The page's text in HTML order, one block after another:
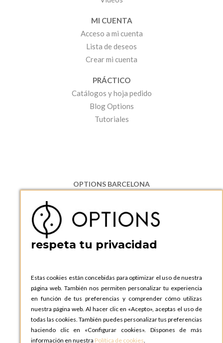
MI CUENTA
Acceso a mi cuenta
Lista de deseos
Crear mi cuenta
PRÁCTICO
Catálogos y hoja pedido
Blog Options
Tutoriales
OPTIONS BARCELONA
08130 Santa Perpetua de Moguda, Barcelona
ESPAñA
Teléfono:
+34 935 724 041
OPTIONS BARCELONA SHOWROOM
ESPAñA
Teléfono:+34 935 724 041
OPTIONS MADRID
C. Lucio Emilio Cándido, 6,
28803 Alcalá de Henares, Madrid
respeta tu privacidad
Estas cookies están concebidas para optimizar el uso de nuestra
página web. También nos permiten personalizar tu experiencia
en función de tus preferencias y comprender cómo utilizas
nuestra página web. Al hacer clic en «Acepto», aceptas el uso de
todas las cookies. También puedes personalizar tus preferencias
haciendo clic en «Configurar cookies». Dispones de más
información en nuestra Política de cookies.